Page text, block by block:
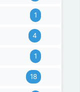
1
4
1
18